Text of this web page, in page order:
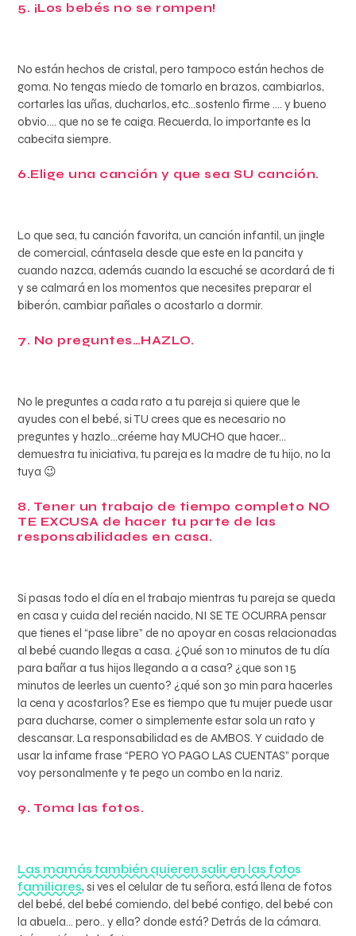
5. ¡Los bebés no se rompen!
No están hechos de cristal, pero tampoco están hechos de
goma. No tengas miedo de tomarlo en brazos, cambiarlos,
cortarles las uñas, ducharlos, etc…sostenlo firme …. y bueno
obvio…. que no se te caiga. Recuerda, lo importante es la
cabecita siempre.
6.Elige una canción y que sea SU canción.
Lo que sea, tu canción favorita, un canción infantil, un jingle
de comercial, cántasela desde que este en la pancita y
cuando nazca, además cuando la escuché se acordará de ti
y se calmará en los momentos que necesites preparar el
biberón, cambiar pañales o acostarlo a dormir.
7. No preguntes…HAZLO.
No le preguntes a cada rato a tu pareja si quiere que le
ayudes con el bebé, si TU crees que es necesario no
preguntes y hazlo…créeme hay MUCHO que hacer…
demuestra tu iniciativa, tu pareja es la madre de tu hijo, no la
tuya 😉
8. Tener un trabajo de tiempo completo NO
TE EXCUSA de hacer tu parte de las
responsabilidades en casa.
Si pasas todo el día en el trabajo mientras tu pareja se queda
en casa y cuida del recién nacido, NI SE TE OCURRA pensar
que tienes el “pase libre” de no apoyar en cosas relacionadas
al bebé cuando llegas a casa. ¿Qué son 10 minutos de tu día
para bañar a tus hijos llegando a a casa? ¿que son 15
minutos de leerles un cuento? ¿qué son 30 min para hacerles
la cena y acostarlos? Ese es tiempo que tu mujer puede usar
para ducharse, comer o simplemente estar sola un rato y
descansar. La responsabilidad es de AMBOS. Y cuidado de
usar la infame frase “PERO YO PAGO LAS CUENTAS” porque
voy personalmente y te pego un combo en la nariz.
9. Toma las fotos.
Las mamás también quieren salir en las fotos
familiares, si ves el celular de tu señora, está llena de fotos
del bebé, del bebé comiendo, del bebé contigo, del bebé con
la abuela… pero.. y ella? donde está? Detrás de la cámara.